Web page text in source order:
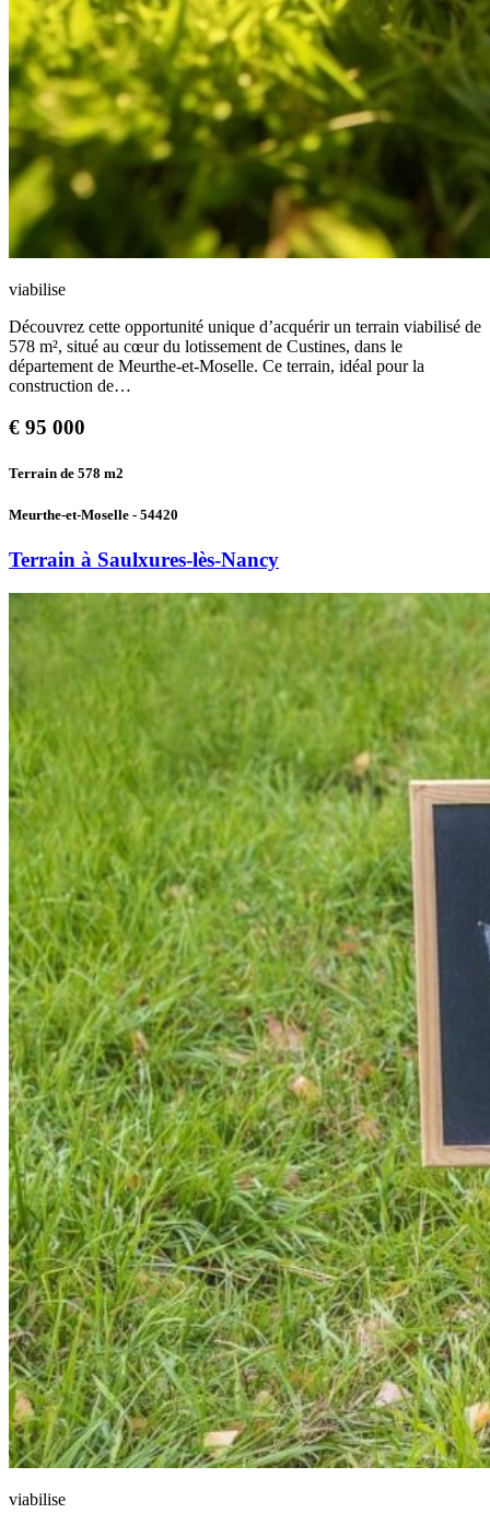
viabilise
Découvrez cette opportunité unique d’acquérir un terrain viabilisé de
578 m², situé au cœur du lotissement de Custines, dans le
département de Meurthe-et-Moselle. Ce terrain, idéal pour la
construction de…
€ 95 000
Terrain de 578 m2
Meurthe-et-Moselle - 54420
Terrain à Saulxures-lès-Nancy
viabilise